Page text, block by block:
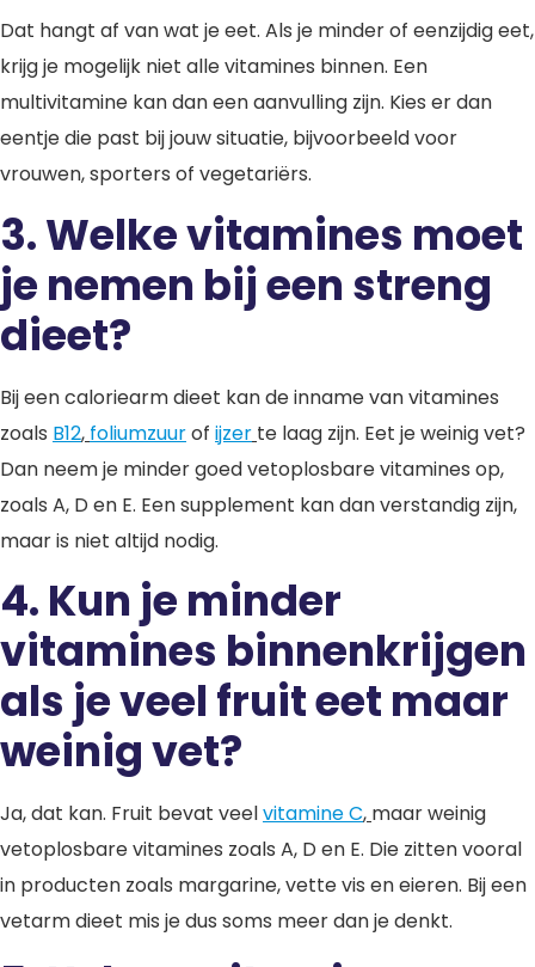
Dat hangt af van wat je eet. Als je minder of eenzijdig eet,
krijg je mogelijk niet alle vitamines binnen. Een
multivitamine kan dan een aanvulling zijn. Kies er dan
eentje die past bij jouw situatie, bijvoorbeeld voor
vrouwen, sporters of vegetariërs.
3. Welke vitamines moet
je nemen bij een streng
dieet?
Bij een caloriearm dieet kan de inname van vitamines
zoals B12, foliumzuurof ijzer te laag zijn. Eet je weinig vet?
Dan neem je minder goed vetoplosbare vitamines op,
zoals A, D en E. Een supplement kan dan verstandig zijn,
maar is niet altijd nodig.
4. Kun je minder
vitamines binnenkrijgen
als je veel fruit eet maar
weinig vet?
Ja, dat kan. Fruit bevat veelvitamine C, maar weinig
vetoplosbare vitamines zoals A, D en E. Die zitten vooral
in producten zoals margarine, vette vis en eieren. Bij een
vetarm dieet mis je dus soms meer dan je denkt.